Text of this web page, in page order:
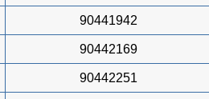
90441942
90442169
90442251